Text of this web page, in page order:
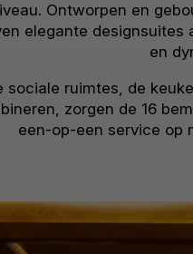
Ontworpen en
elegante
en
sociale ruimtes, de
zorgen de 16
een-op-een service op